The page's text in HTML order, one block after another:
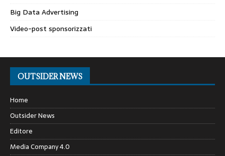
Big Data Advertising
Video-post sponsorizzati
OUTSIDER NEWS
Home
Outsider News
Editore
Media Company 4.0